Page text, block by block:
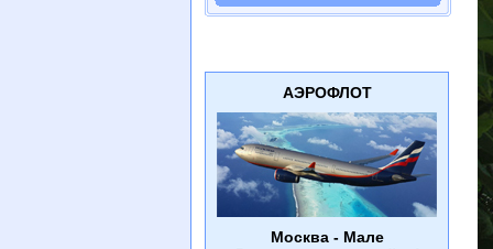
АЭРОФЛОТ
Москва - Мале